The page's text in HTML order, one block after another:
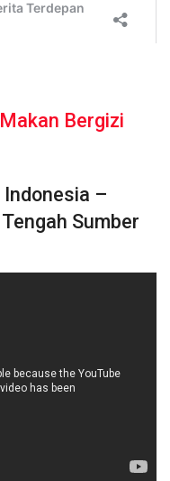
Bergizi
–
Sumber